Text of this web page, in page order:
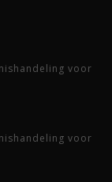
voor
voor